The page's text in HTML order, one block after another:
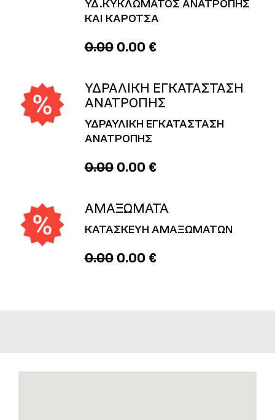
ΥΔ.ΚΥΚΛΩΜΑΤΟΣ ΑΝΑΤΡΟΠΗΣ
ΚΑΙ ΚΑΡΟΤΣΑ
0.000.00 €
ΥΔΡΑΛΙΚΗ ΕΓΚΑΤΑΣΤΑΣΗ
ΑΝΑΤΡΟΠΗΣ
ΥΔΡΑΥΛΙΚΗ ΕΓΚΑΤΑΣΤΑΣΗ
ΑΝΑΤΡΟΠΗΣ
0.000.00 €
ΑΜΑΞΩΜΑΤΑ
ΚΑΤΑΣΚΕΥΗ ΑΜΑΞΩΜΑΤΩΝ
0.000.00 €